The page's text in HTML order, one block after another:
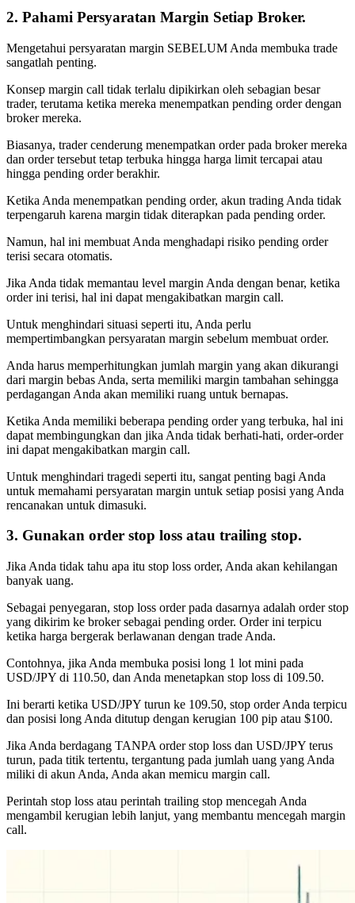
2. Pahami Persyaratan Margin Setiap Broker.
Mengetahui persyaratan margin SEBELUM Anda membuka trade
sangatlah penting.
Konsep margin call tidak terlalu dipikirkan oleh sebagian besar
trader, terutama ketika mereka menempatkan pending order dengan
broker mereka.
Biasanya, trader cenderung menempatkan order pada broker mereka
dan order tersebut tetap terbuka hingga harga limit tercapai atau
hingga pending order berakhir.
Ketika Anda menempatkan pending order, akun trading Anda tidak
terpengaruh karena margin tidak diterapkan pada pending order.
Namun, hal ini membuat Anda menghadapi risiko pending order
terisi secara otomatis.
Jika Anda tidak memantau level margin Anda dengan benar, ketika
order ini terisi, hal ini dapat mengakibatkan margin call.
Untuk menghindari situasi seperti itu, Anda perlu
mempertimbangkan persyaratan margin sebelum membuat order.
Anda harus memperhitungkan jumlah margin yang akan dikurangi
dari margin bebas Anda, serta memiliki margin tambahan sehingga
perdagangan Anda akan memiliki ruang untuk bernapas.
Ketika Anda memiliki beberapa pending order yang terbuka, hal ini
dapat membingungkan dan jika Anda tidak berhati-hati, order-order
ini dapat mengakibatkan margin call.
Untuk menghindari tragedi seperti itu, sangat penting bagi Anda
untuk memahami persyaratan margin untuk setiap posisi yang Anda
rencanakan untuk dimasuki.
3. Gunakan order stop loss atau trailing stop.
Jika Anda tidak tahu apa itu stop loss order, Anda akan kehilangan
banyak uang.
Sebagai penyegaran, stop loss order pada dasarnya adalah order stop
yang dikirim ke broker sebagai pending order. Order ini terpicu
ketika harga bergerak berlawanan dengan trade Anda.
Contohnya, jika Anda membuka posisi long 1 lot mini pada
USD/JPY di 110.50, dan Anda menetapkan stop loss di 109.50.
Ini berarti ketika USD/JPY turun ke 109.50, stop order Anda terpicu
dan posisi long Anda ditutup dengan kerugian 100 pip atau $100.
Jika Anda berdagang TANPA order stop loss dan USD/JPY terus
turun, pada titik tertentu, tergantung pada jumlah uang yang Anda
miliki di akun Anda, Anda akan memicu margin call.
Perintah stop loss atau perintah trailing stop mencegah Anda
mengambil kerugian lebih lanjut, yang membantu mencegah margin
call.